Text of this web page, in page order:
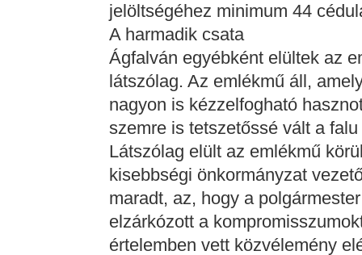
jelöltségéhez minimum 44
A harmadik csata
Ágfalván egyébként elültek az
látszólag. Az emlékmű áll,
nagyon is kézzelfogható
szemre is tetszetőssé vált a
Látszólag elült az emlékmű
kisebbségi önkormányzat
maradt, az, hogy a
elzárkózott a
értelemben vett közvélemény